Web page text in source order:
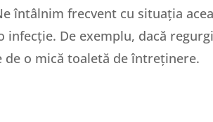
întâlnim frecvent cu situația
De exemplu, dacă
de o mică toaletă de întreținere.